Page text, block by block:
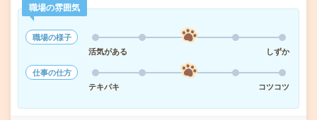
職場の雰囲気
職場の様子
活気がある
しずか
仕事の仕方
テキパキ
コツコツ